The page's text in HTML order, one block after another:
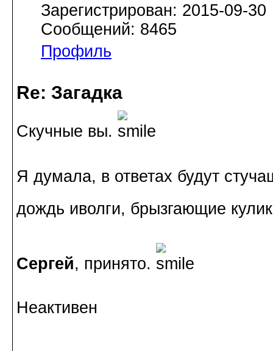
Зарегистрирован: 2015-09-30
Сообщений: 8465
Профиль
Re: Загадка
Скучные вы.
Я думала, в ответах будут
дождь иволги, брызгающие
Сергей, принято.
Неактивен